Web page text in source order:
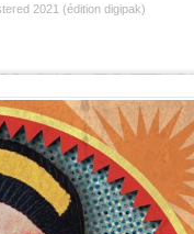
2021 (édition digipak)